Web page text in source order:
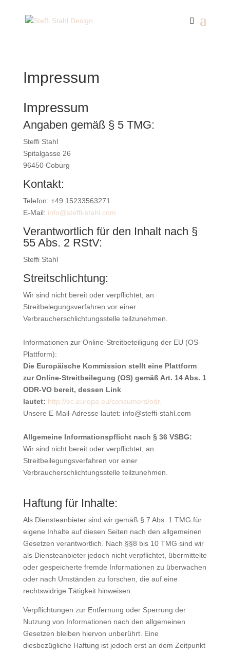
Impressum
Impressum
Angaben gemäß § 5 TMG:
Steffi Stahl
Spitalgasse 26
96450 Coburg
Kontakt:
Telefon: +49 15233563271
E-Mail: info@steffi-stahl.com
Verantwortlich für den Inhalt nach §
55 Abs. 2 RStV:
Steffi Stahl
Streitschlichtung:
Wir sind nicht bereit oder verpflichtet, an
Streitbelegungsverfahren vor einer
Verbraucherschlichtungsstelle teilzunehmen.
Informationen zur Online-Streitbeteiligung der EU (OS-
Plattform):
Die Europäische Kommission stellt eine Plattform
zur Online-Streitbeilegung (OS) gemäß Art. 14 Abs. 1
ODR-VO bereit, dessen Link
lautet: http://ec.europa.eu/consumers/odr.
Unsere E-Mail-Adresse lautet: info@steffi-stahl.com
Allgemeine Informationspflicht nach § 36 VSBG:
Wir sind nicht bereit oder verpflichtet, an
Streitbeilegungsverfahren vor einer
Verbraucherschlichtungsstelle teilzunehmen.
Haftung für Inhalte:
Als Diensteanbieter sind wir gemäß § 7 Abs. 1 TMG für
eigene Inhalte auf diesen Seiten nach den allgemeinen
Gesetzen verantwortlich. Nach §§8 bis 10 TMG sind wir
als Diensteanbieter jedoch nicht verpflichtet, übermittelte
oder gespeicherte fremde Informationen zu überwachen
oder nach Umständen zu forschen, die auf eine
rechtswidrige Tätigkeit hinweisen.
Verpflichtungen zur Entfernung oder Sperrung der
Nutzung von Informationen nach den allgemeinen
Gesetzen bleiben hiervon unberührt. Eine
diesbezügliche Haftung ist jedoch erst an dem Zeitpunkt